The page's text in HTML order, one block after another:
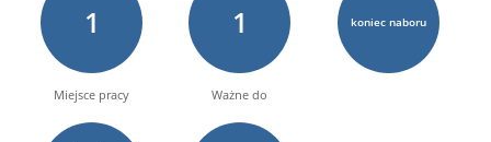
1 1 koniec naboru
Miejsce pracy Ważne do